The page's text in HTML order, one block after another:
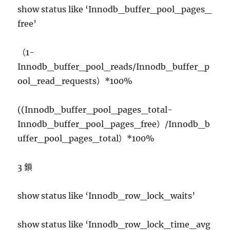
show status like ‘Innodb_buffer_pool_pages_
free’
（1-
Innodb_buffer_pool_reads/Innodb_buffer_p
ool_read_requests）*100%
((Innodb_buffer_pool_pages_total-
Innodb_buffer_pool_pages_free）/Innodb_b
uffer_pool_pages_total）*100%
3 鎖
show status like ‘Innodb_row_lock_waits’
show status like ‘Innodb_row_lock_time_avg